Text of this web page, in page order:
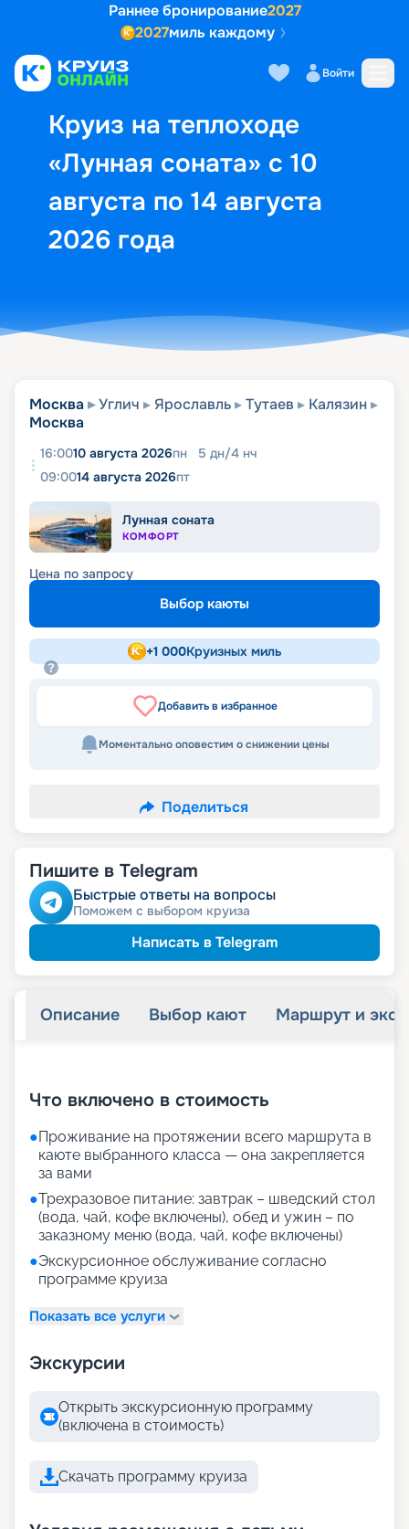
Раннее бронирование2027
2027миль каждому
Войти
Круиз на теплоходе
«Лунная соната» с 10
августа по 14 августа
2026 года
Выбор кают Маршрут и
Москва Углич Ярославль Тутаев
Калязин
Москва
16:0010 августа 2026пн 5 дн/4 нч
09:0014 августа 2026пт
Лунная соната
КОМФОРТ
Цена по запросу
Выбор каюты
+1 000Круизных миль
Добавить в избранное
Моментально оповестим о снижении цены
Поделиться
Пишите в Telegram
Быстрые ответы на вопросы
Поможем с выбором круиза
Написать в Telegram
Описание Выбор кают Маршрут и
Что включено в стоимость
●Проживание на протяжении всего маршрута в
каюте выбранного класса — она закрепляется
за вами
●Трехразовое питание: завтрак – шведский стол
(вода, чай, кофе включены), обед и ужин – по
заказному меню (вода, чай, кофе включены)
●Экскурсионное обслуживание согласно
программе круиза
Показать все услуги
Экскурсии
Открыть экскурсионную программу
(включена в стоимость)
Скачать программу круиза